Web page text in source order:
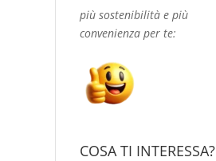
più sostenibilità e più
convenienza per te:
COSA TI INTERESSA?